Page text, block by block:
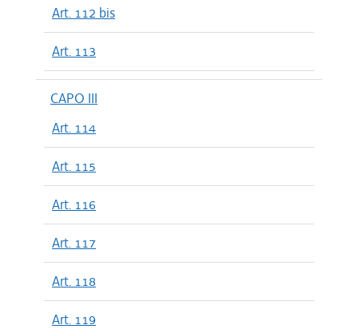
Art. 112 bis
Art. 113
CAPO III
Art. 114
Art. 115
Art. 116
Art. 117
Art. 118
Art. 119